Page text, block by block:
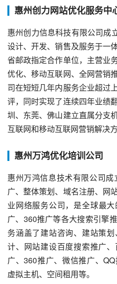
惠州创力网站优化服务中
惠州创力信息科技有限公司成
设计、开发、销售及服务于一
省邮政指定合作单位，主营业
优化、移动互联网、全网营销
司在短短几年内服务企业超过
评，同时实现了连续四年业绩
圳、东莞、佛山建立直属分支
互联网和移动互联网营销解决
惠州万鸿优化培训公司
惠州万鸿信息技术有限公司
广、整体策划、域名注册、网
业网络服务公司，是全球最
广、360推广等各大搜索引擎
务涵盖了建站咨询、建站策
计、网站建设百度搜索推广
广、360推广、微信推广、
虚拟主机、空间租用等。